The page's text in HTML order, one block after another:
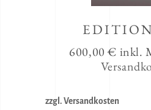
600,00€ inkl.
zzgl. Versandkosten